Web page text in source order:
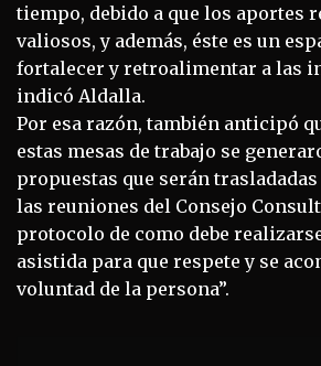
tiempo, debido a que los aportes
valiosos, y además, éste es un
fortalecer y retroalimentar a las
indicó Aldalla.
Por esa razón, también anticipó
estas mesas de trabajo se
propuestas que serán
las reuniones del Consejo
protocolo de como debe
asistida para que respete y se
voluntad de la persona”.